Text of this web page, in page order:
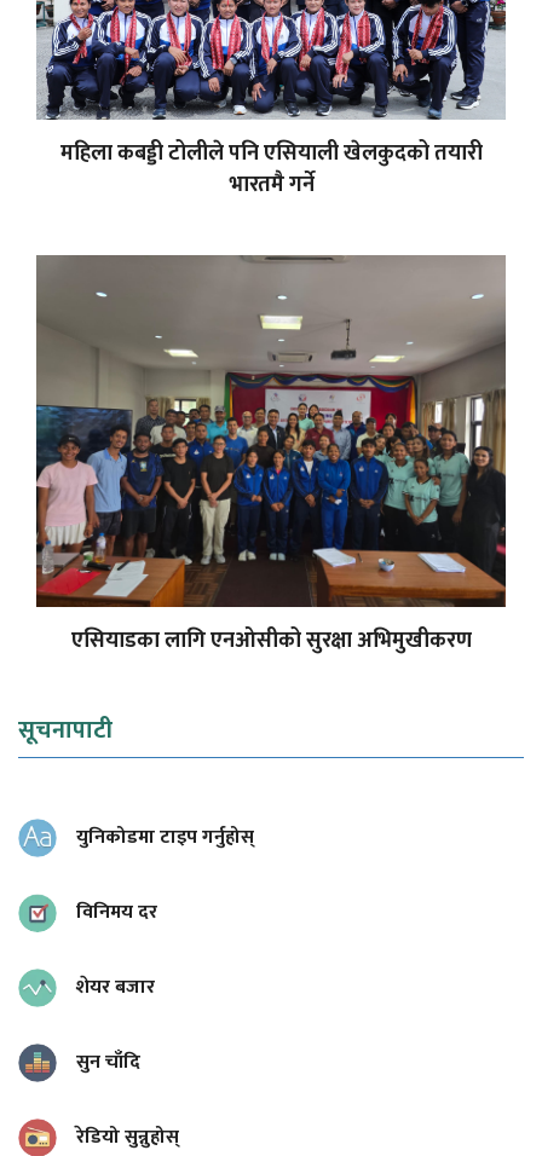
महिला कबड्डी टोलीले पनि एसियाली खेलकुदको तयारी
भारतमै गर्ने
एसियाडका लागि एनओसीको सुरक्षा अभिमुखीकरण
सूचनापाटी
युनिकोडमा टाइप गर्नुहोस्
विनिमय दर
शेयर बजार
सुन चाँदि
रेडियो सुन्नुहोस्